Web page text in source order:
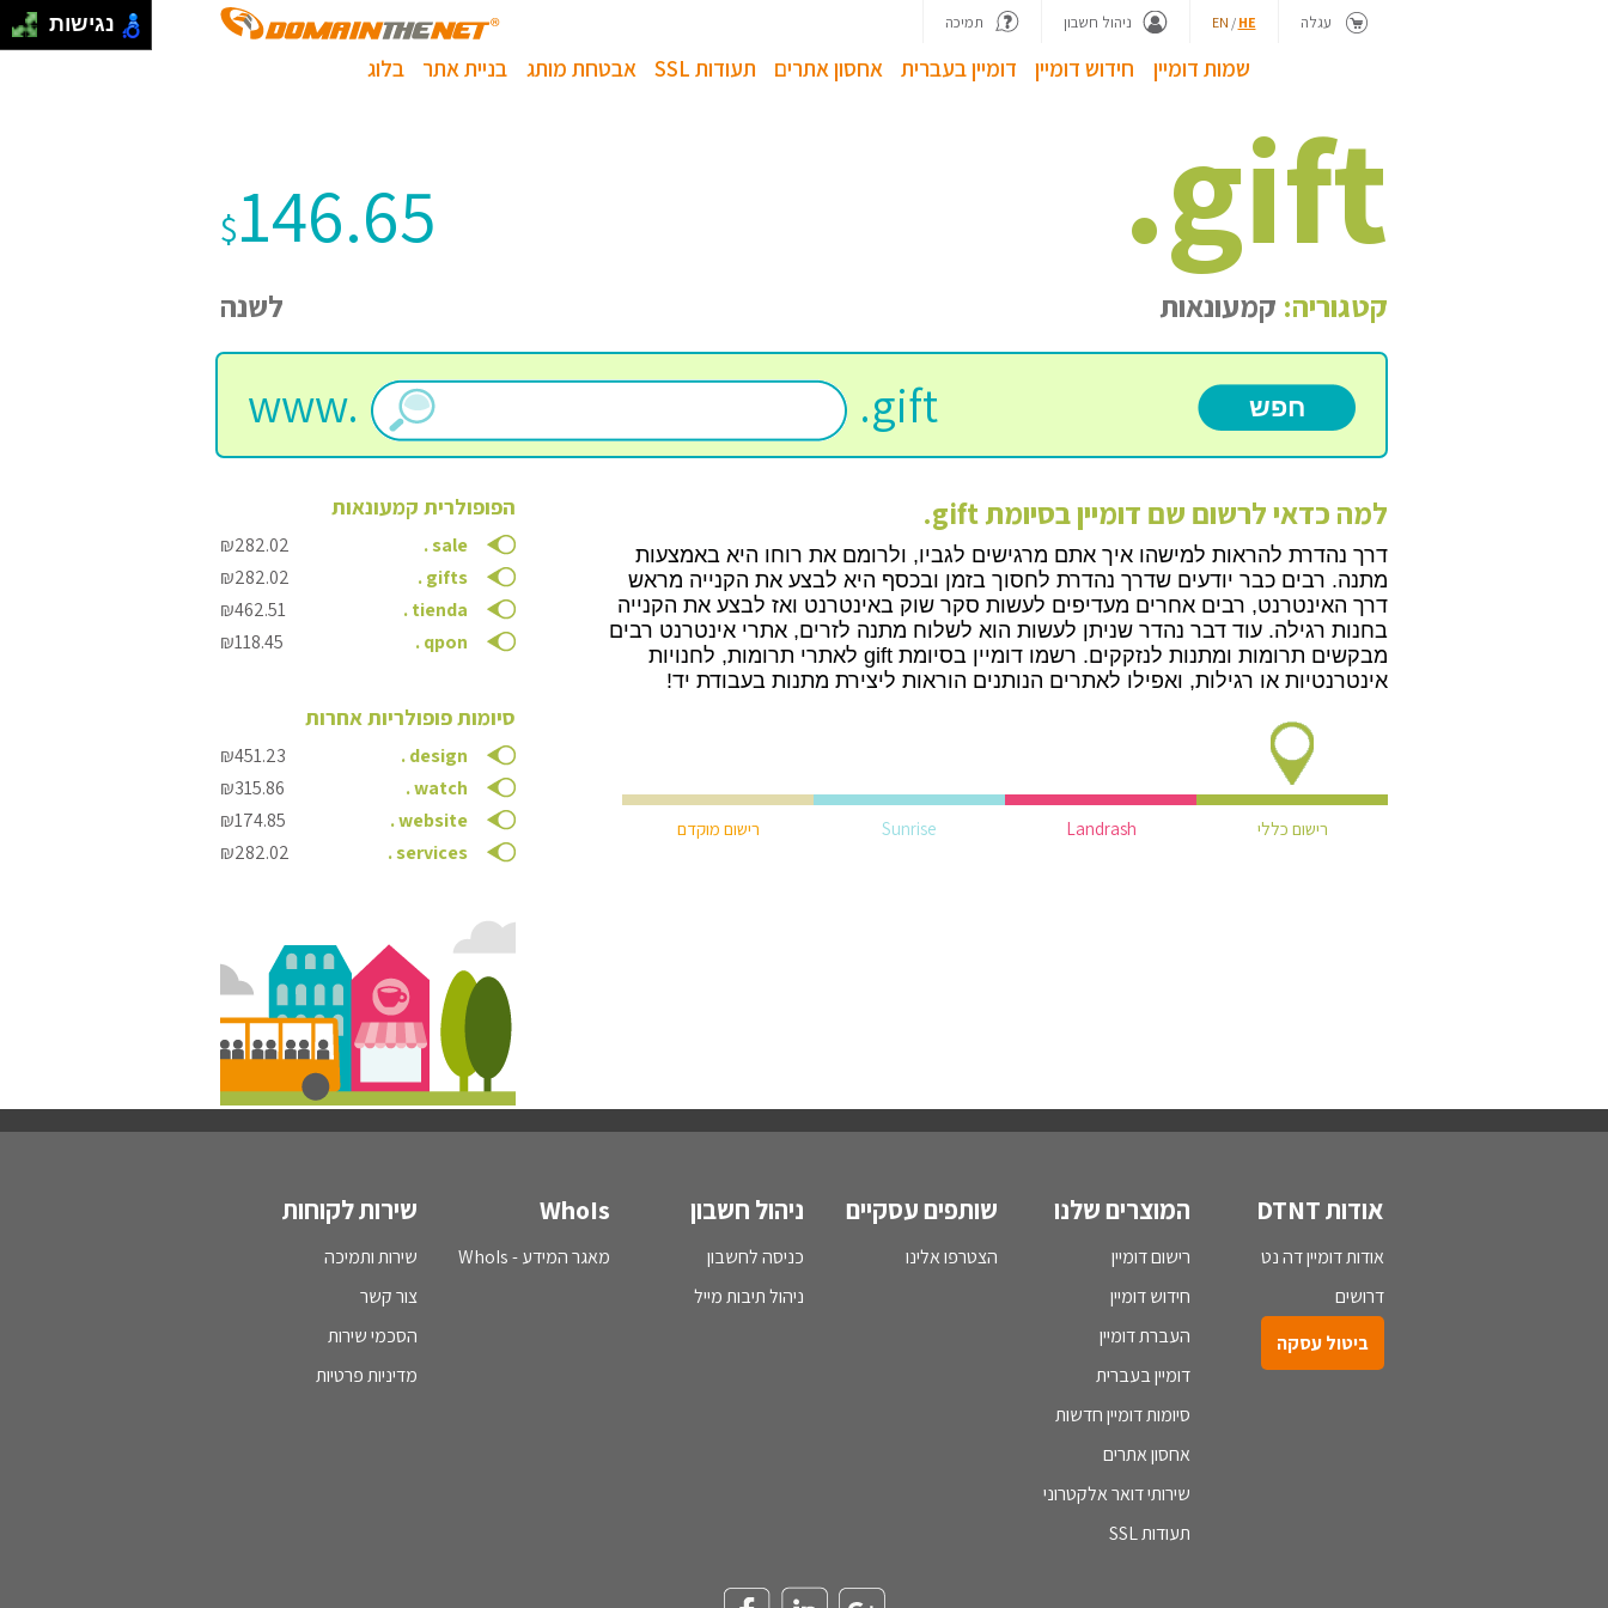
עגלה HE
/
EN ניהול חשבון תמיכה
שמות דומיין חידוש דומיין דומיין בעברית אחסון אתרים תעודות SSL אבטחת מותג בניית אתר בלוג
.gift
$146.65
קטגוריה: קמעונאות לשנה
www. .gift
למה כדאי לרשום שם דומיין בסיומת .gift
דרך נהדרת להראות למישהו איך אתם מרגישים לגביו, ולרומם את רוחו היא באמצעות
מתנה. רבים כבר יודעים שדרך נהדרת לחסוך בזמן ובכסף היא לבצע את הקנייה מראש
דרך האינטרנט, רבים אחרים מעדיפים לעשות סקר שוק באינטרנט ואז לבצע את הקנייה
בחנות רגילה. עוד דבר נהדר שניתן לעשות הוא לשלוח מתנה לזרים, אתרי אינטרנט רבים
מבקשים תרומות ומתנות לנזקקים. רשמו דומיין בסיומת gift לאתרי תרומות, לחנויות
אינטרנטיות או רגילות, ואפילו לאתרים הנותנים הוראות ליצירת מתנות בעבודת יד!
רישום מוקדם Sunrise Landrash רישום כללי
הפופולרית קמעונאות
.sale
₪282.02
.gifts
₪282.02
.tienda
₪462.51
.qpon
₪118.45
סיומות פופולריות אחרות
.design
₪451.23
.watch
₪315.86
.website
₪174.85
.services
₪282.02
אודות DTNT
אודות דומיין דה נט
דרושים
ביטול עסקה
המוצרים שלנו
רישום דומיין
חידוש דומיין
העברת דומיין
דומיין בעברית
סיומות דומיין חדשות
אחסון אתרים
שירותי דואר אלקטרוני
תעודות SSL
שותפים עסקיים
הצטרפו אלינו
ניהול חשבון
כניסה לחשבון
ניהול תיבות מייל
WhoIs
מאגר המידע - WhoIs
שירות לקוחות
שירות ותמיכה
צור קשר
הסכמי שירות
מדיניות פרטיות
נגישות